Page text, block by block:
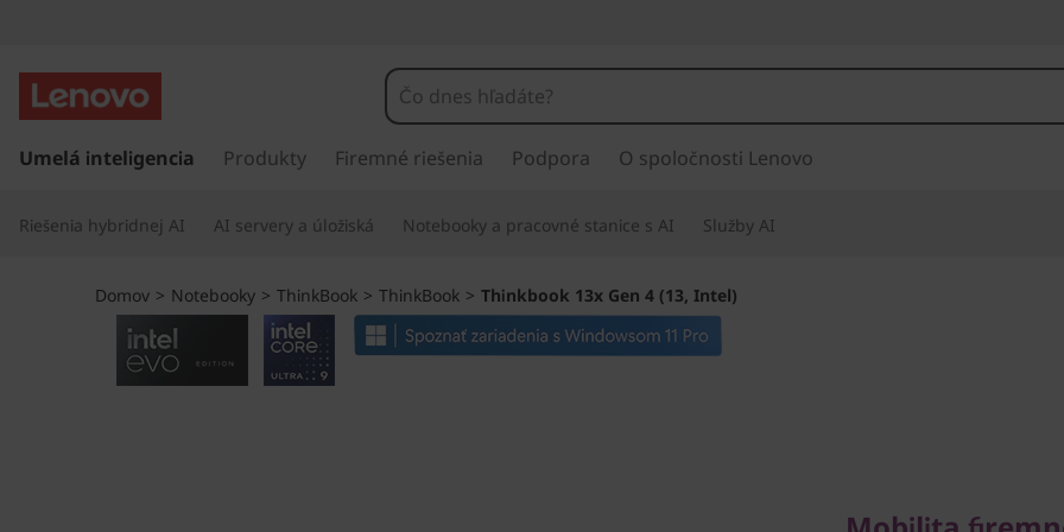
e
n
or
s
Umelá inteligencia Produkty Firemné riešenia Podpora O spoločnosti Lenovo
Riešenia hybridnej AI AI servery a úložiská Notebooky a pracovné stanice s AI Služby AI
Domov > Notebooky > ThinkBook > ThinkBook > Thinkbook 13x Gen 4 (13, Intel)